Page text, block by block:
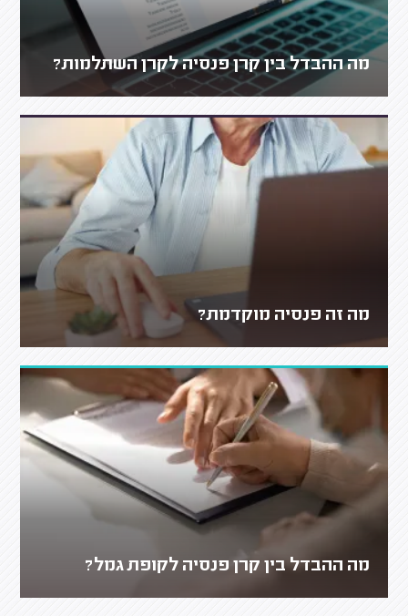
מה ההבדל בין קרן פנסיה לקרן השתלמות?
מה זה פנסיה מוקדמת?
מה ההבדל בין קרן פנסיה לקופת גמל?